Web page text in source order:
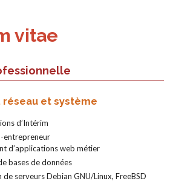
vitae
et système
d’Intérim
entrepreneur
d’applications web métier
bases de données
serveurs Debian GNU/Linux, FreeBSD